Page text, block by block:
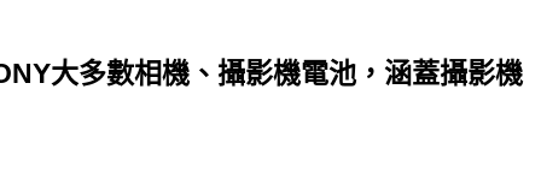
大多數相機、攝影機電池，涵蓋攝影機